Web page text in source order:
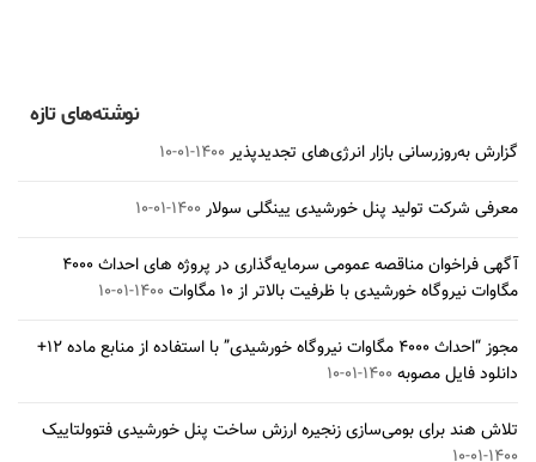
نوشته‌های تازه
گزارش به‌روزرسانی بازار انرژی‌های تجدیدپذیر۱۴۰۰-۰۱-۱۰
معرفی شرکت تولید پنل خورشیدی یینگلی سولار۱۴۰۰-۰۱-۱۰
آگهی فراخوان مناقصه عمومی سرمایه‌گذاری در پروژه های احداث ۴۰۰۰
مگاوات نیروگاه خورشیدی با ظرفیت بالاتر از ۱۰ مگاوات
۱۴۰۰-۰۱-۱۰
مجوز “احداث ۴۰۰۰ مگاوات نیروگاه خورشیدی” با استفاده از منابع ماده ۱۲+
دانلود فایل مصوبه۱۴۰۰-۰۱-۱۰
تلاش هند برای بومی‌سازی زنجیره ارزش ساخت پنل خورشیدی فتوولتاییک